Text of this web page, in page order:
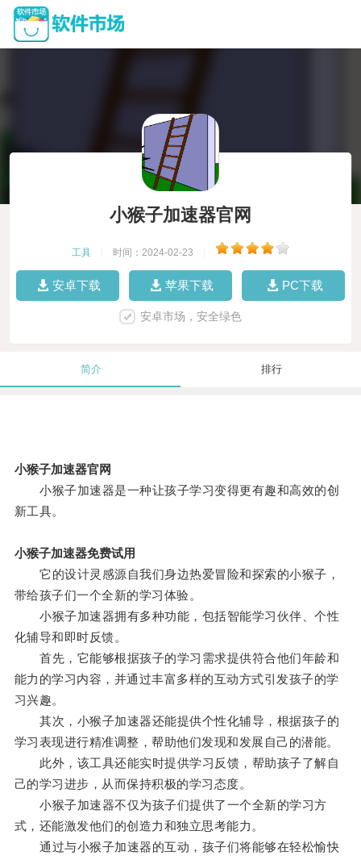
小猴子加速器官网
工具 时间：2024-02-23
安卓下载 苹果下载 PC下载
安卓市场，安全绿色
简介 排行
小猴子加速器官网
小猴子加速器是一种让孩子学习变得更有趣和高效的创
新工具。
小猴子加速器免费试用
它的设计灵感源自我们身边热爱冒险和探索的小猴子，
带给孩子们一个全新的学习体验。
小猴子加速器拥有多种功能，包括智能学习伙伴、个性
化辅导和即时反馈。
首先，它能够根据孩子的学习需求提供符合他们年龄和
能力的学习内容，并通过丰富多样的互动方式引发孩子的学
习兴趣。
其次，小猴子加速器还能提供个性化辅导，根据孩子的
学习表现进行精准调整，帮助他们发现和发展自己的潜能。
此外，该工具还能实时提供学习反馈，帮助孩子了解自
己的学习进步，从而保持积极的学习态度。
小猴子加速器不仅为孩子们提供了一个全新的学习方
式，还能激发他们的创造力和独立思考能力。
通过与小猴子加速器的互动，孩子们将能够在轻松愉快